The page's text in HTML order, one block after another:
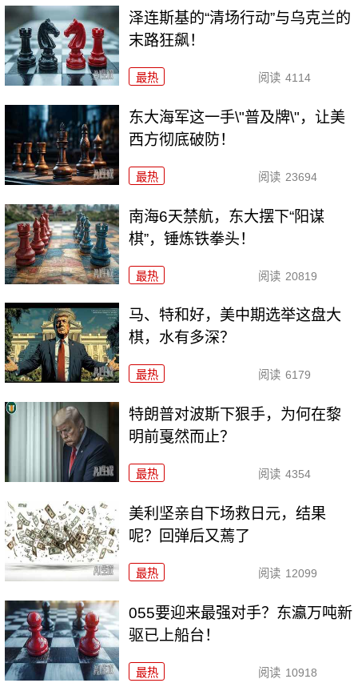
泽连斯基的“清场行动”与乌克兰的
末路狂飙！
最热 阅读 4114
东大海军这一手\"普及牌\"，让美
西方彻底破防！
最热 阅读 23694
南海6天禁航，东大摆下“阳谋
棋”，锤炼铁拳头！
最热 阅读 20819
马、特和好，美中期选举这盘大
棋，水有多深？
最热 阅读 6179
特朗普对波斯下狠手，为何在黎
明前戛然而止？
最热 阅读 4354
美利坚亲自下场救日元，结果
呢？回弹后又蔫了
最热 阅读 12099
055要迎来最强对手？东瀛万吨新
驱已上船台！
最热 阅读 10918